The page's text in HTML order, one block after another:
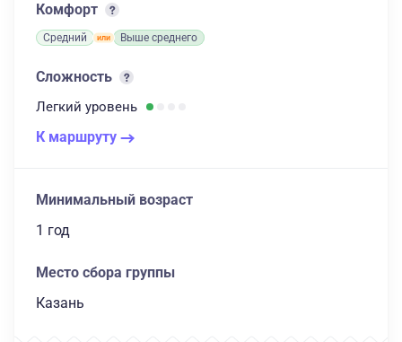
Комфорт
Средний Выше среднего
Сложность
Легкий уровень
К маршруту
Минимальный возраст
1 год
Место сбора группы
Казань